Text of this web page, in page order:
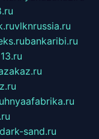
vlknrussia.ru
bankaribi.ru
dark-sand.ru